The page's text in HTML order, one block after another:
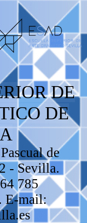
DE
DE
de
- Sevilla.
785
E-mail: